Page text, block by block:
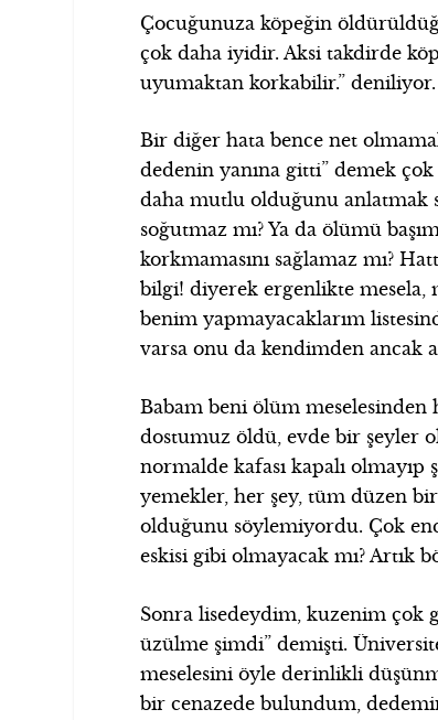
Çocuğunuza köpeğin
çok daha iyidir. Aksi takdirde
uyumaktan korkabilir.” deniliyor.
Bir diğer hata bence net
dedenin yanına gitti” demek
daha mutlu olduğunu
soğutmaz mı? Ya da ölümü
korkmamasını sağlamaz mı?
bilgi! diyerek ergenlikte mesela,
benim yapmayacaklarım
varsa onu da kendimden ancak
Babam beni ölüm
dostumuz öldü, evde bir şeyler
normalde kafası kapalı olmayıp
yemekler, her şey, tüm düzen
olduğunu söylemiyordu. Çok
eskisi gibi olmayacak mı? Artık
Sonra lisedeydim, kuzenim çok
üzülme şimdi” demişti.
meselesini öyle derinlikli
bir cenazede bulundum,